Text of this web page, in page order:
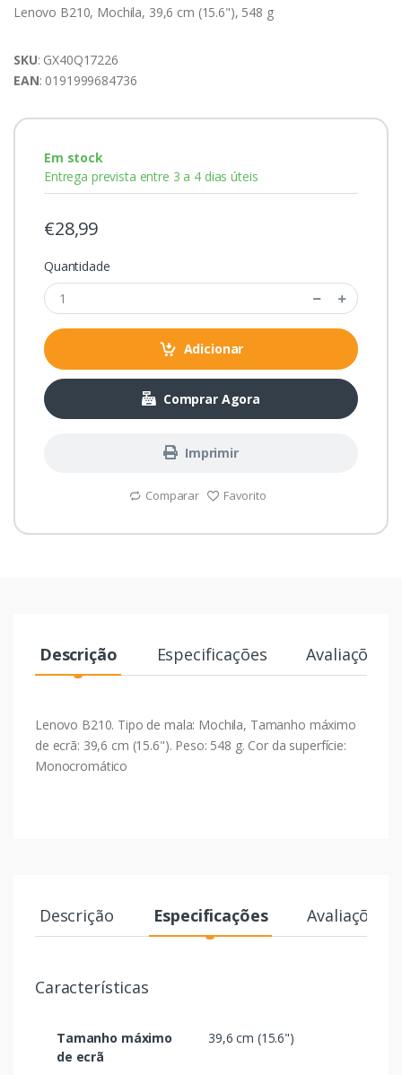
Lenovo B210, Mochila, 39,6 cm (15.6"), 548 g
SKU: GX40Q17226
EAN: 0191999684736
Em stock
Entrega prevista entre 3 a 4 dias úteis
€28,99
Quantidade
Adicionar
Comprar Agora
Imprimir
Comparar Favorito
Descrição Especificações Avaliações
Lenovo B210. Tipo de mala: Mochila, Tamanho máximo
de ecrã: 39,6 cm (15.6"). Peso: 548 g. Cor da superfície:
Monocromático
Descrição Especificações Avaliações
Características
Tamanho máximo
de ecrã
39,6 cm (15.6")